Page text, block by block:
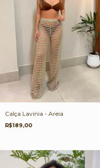
Calça Lavinia - Areia
R$189,00